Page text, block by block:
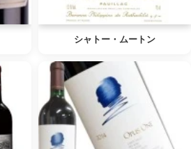
シャトー・ムートン